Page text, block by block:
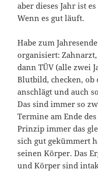
aber dieses Jahr ist
Wenn es gut läuft.
Habe zum
organisiert:
dann TÜV (alle zwei
Blutbild, checken,
anschlägt und auch
Das sind immer so
Termine am Ende
Prinzip immer das
sich gut gekümmert
seinen Körper. Das
und Körper sind